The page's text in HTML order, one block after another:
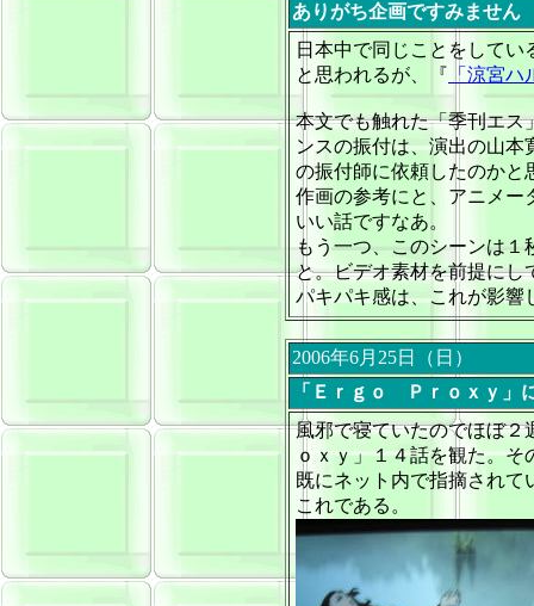
ありがち企画ですみません
日本中で同じことをして
と思われるが、『 「涼宮
本文でも触れた「季刊エス
ンスの振付は、演出の山
の振付師に依頼したのかと
作画の参考にと、アニメー
いい話ですなあ。
もう一つ、このシーンは
と。ビデオ素材を前提にし
パキパキ感は、これが影響
2006年6月25日（日）
「Ｅｒｇｏ Ｐｒｏｘｙ」
風邪で寝ていたのでほぼ２
ｏｘｙ」１４話を観た。そ
既にネット内で指摘され
これである。